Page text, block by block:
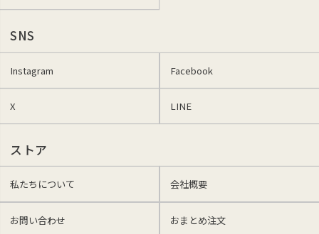
SNS
Instagram Facebook
X LINE
ストア
私たちについて 会社概要
お問い合わせ おまとめ注文